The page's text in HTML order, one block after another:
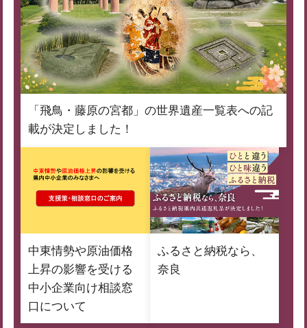
「飛鳥・藤原の宮都」の世界遺産一覧表への記
載が決定しました！
中東情勢や原油価格
上昇の影響を受ける
中小企業向け相談窓
口について
ふるさと納税なら、
奈良